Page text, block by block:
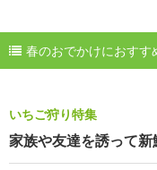
春のおでかけにおすす
いちご狩り特集
家族や友達を誘って